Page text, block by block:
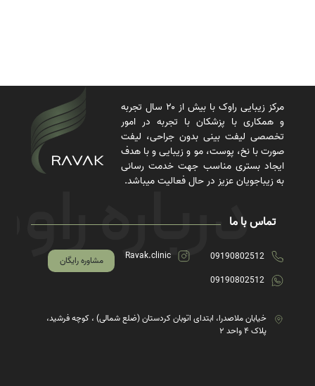
مرکز زیبایی راوک با بیش از ۲۰ سال تجربه
و همکاری با پزشکان با تجربه در امور
تخصصی لیفت بینی بدون جراحی، لیفت
صورت با نخ، پوست، مو و زیبایی و با هدف
ایجاد بستری مناسب جهت خدمت رسانی
به زیباجویان عزیز در حال فعالیت میباشد.
تماس با ما
09190802512
09190802512
Ravak.clinic مشاوره رایگان
خیابان ملاصدرا، ابتدای اتوبان کردستان (ضلع شمالی) ، کوچه فرشید،
پلاک ۴ واحد ۲